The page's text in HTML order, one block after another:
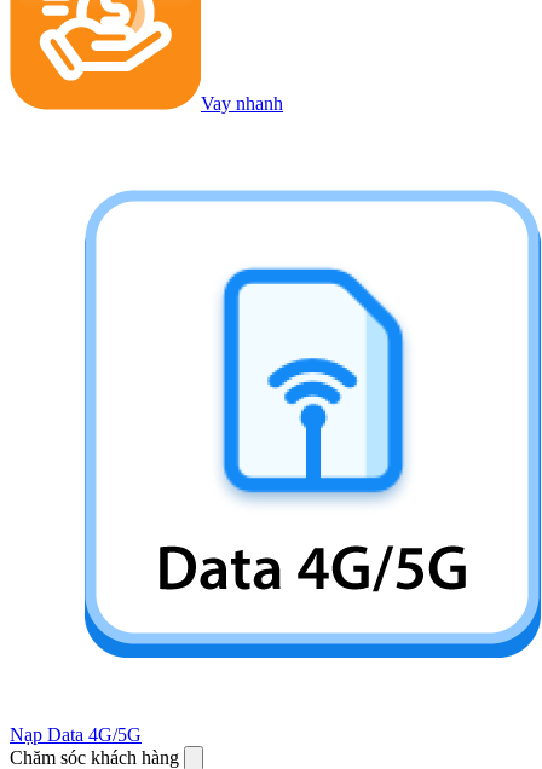
Vay nhanh
Nạp Data 4G/5G
Chăm sóc khách hàng